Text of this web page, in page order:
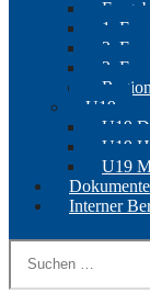
1.
2.
2.
U19
U19
U19
U19
Dokumente
Interner
Suchen
nach: